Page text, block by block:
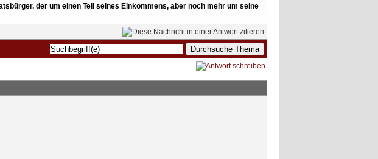
der um einen Teil seines Einkommens, aber noch mehr um seine